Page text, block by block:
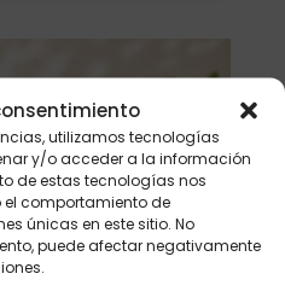
utilizamos tecnologías
y/o acceder a la información
de estas tecnologías nos
comportamiento de
únicas en este sitio. No
puede afectar negativamente